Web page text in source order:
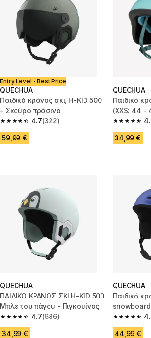
Entry Level - Best Price
QUECHUA
Παιδικό κράνος σκι, H-KID 500
- Σκούρο πράσινο
4.7
4.7 out of 5 stars from 322 reviews
(322)
59,99 €
QUECHUA
Παιδικό
(XXS: 44 -
Τιρκουάζ
4.1 out of
34,99 €
QUECHUA
ΠΑΙΔΙΚΟ ΚΡΑΝΟΣ ΣΚΙ H-KID 500
Μπλε του πάγου - Πιγκουίνος
4.7
4.7 out of 5 stars from 686 reviews
(686)
34,99 €
QUECHUA
Παιδικό
4.7 out of
44,99 €